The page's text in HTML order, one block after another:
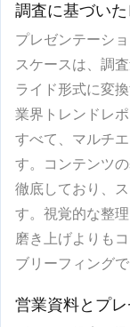
調査に基づい
プレゼンテーシ
スケースは、調
ライド形式に変
業界トレンドレ
すべて、マルチ
す。コンテンツ
徹底しており、
す。視覚的な整
磨き上げよりも
ブリーフィング
営業資料とプ